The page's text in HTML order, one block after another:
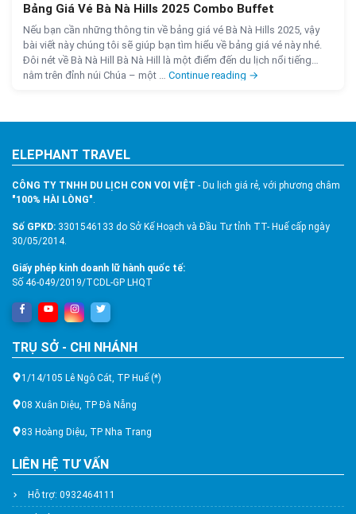
Bảng Giá Vé Bà Nà Hills 2025 Combo Buffet
Nếu bạn cần những thông tin về bảng giá vé Bà Nà Hills 2025, vậy
bài viết này chúng tôi sẽ giúp bạn tìm hiểu về bảng giá vé này nhé.
Đôi nét về Bà Nà Hill Bà Nà Hill là một điểm đến du lịch nổi tiếng
nằm trên đỉnh núi Chúa – một … Continue reading Bảng Giá Vé Bà Nà
→
ELEPHANT TRAVEL
CÔNG TY TNHH DU LỊCH CON VOI VIỆT - Du lịch giá rẻ, với phương châm
"100% HÀI LÒNG".
Số GPKD: 3301546133 do Sở Kế Hoạch và Đầu Tư tỉnh TT- Huế cấp ngày
30/05/2014.
Giấy phép kinh doanh lữ hành quốc tế:
Số 46-049/2019/TCDL-GP LHQT
TRỤ SỞ - CHI NHÁNH
1/14/105 Lê Ngô Cát, TP Huế (*)
08 Xuân Diệu, TP Đà Nẵng
83 Hoàng Diệu, TP Nha Trang
LIÊN HỆ TƯ VẤN
Hỗ trợ: 0932464111